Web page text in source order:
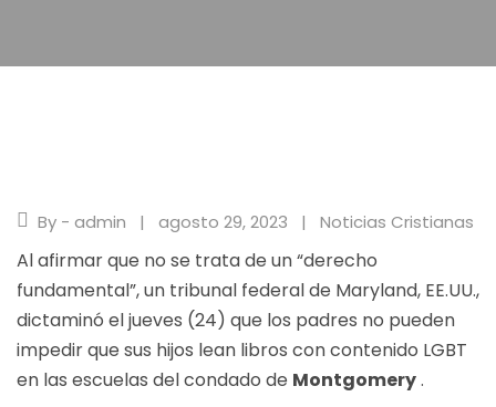
By - admin agosto 29, 2023 Noticias Cristianas
Al afirmar que no se trata de un “derecho
fundamental”, un tribunal federal de Maryland, EE.UU.,
dictaminó el jueves (24) que los padres no pueden
impedir que sus hijos lean libros con contenido LGBT
en las escuelas del condado de Montgomery.